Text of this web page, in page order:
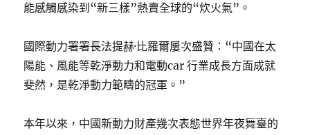
能感觸感染到“新三樣”熱賣全球的“炊火氣”。
國際動力署署長法提赫·比羅爾屢次盛贊：“中國在太
陽能、風能等乾淨動力和電動car 行業成長方面成就
斐然，是乾淨動力範疇的冠軍。”
本年以來，中國新動力財產幾次表態世界年夜舞臺的